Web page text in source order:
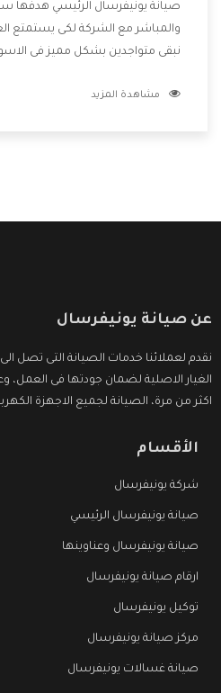
صيانة يونيفرسال الرئيسي هدفها
والمباشر مع الشركة لكى يستمتع
نبقى متواجدين بشكل مميز فى
الشركة بها والتى تكون منها خدمة
مشاهدة المزيد
عن صيانة يونيفرسال
نقدم لعملائنا خدمات الصيانة التى تصل
الغيار الاصلية لضمان جودتها فى
اكثر من مرة، الصيانة لجميع الاجهزة
الأقسام
شركة يونيفرسال
صيانة يونيفرسال الرئيسي
صيانة يونيفرسال وعناوينها
ارقام صيانة يونيفرسال
توكيل يونيفرسال
مركز صيانة يونيفرسال
صيانة غسالات يونيفرسال